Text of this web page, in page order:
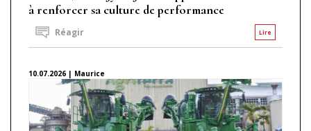
à renforcer sa culture de performance
Lire
Réagir
10.07.2026 | Maurice